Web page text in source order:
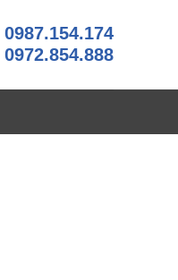
0987.154.174
0972.854.888